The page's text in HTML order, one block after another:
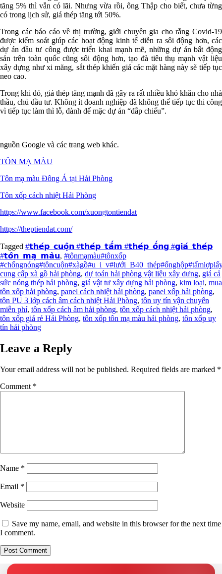
tăng 5% thì vẫn có lãi. Nhưng vừa rồi, ông Thập cho biết, chưa từng
có trong lịch sử, giá thép tăng tới 50%.
Trong các báo cáo về thị trường, giới chuyên gia cho rằng Covid-19
được kiểm soát giúp các hoạt động kinh tế diễn ra sôi động hơn, các
dự án đầu tư công được triển khai mạnh mẽ, những dự án bất động
sản trên toàn quốc cũng sôi động hơn, tạo đà tiêu thụ mạnh vật liệu
xây dựng như xi măng, sắt thép khiến giá các mặt hàng này sẽ tiếp tục
neo cao.
Trong khi đó, giá thép tăng mạnh đã gây ra rất nhiều khó khăn cho nhà
thầu, chủ đầu tư. Không ít doanh nghiệp đã không thể tiếp tục thi công
vì tiếp tục làm thì lỗ, đành để mặc dự án “đắp chiếu”.
nguồn Google và các trang web khác.
TÔN MẠ MÀU
Tôn mạ màu Đông Á tại Hải Phòng
Tôn xốp cách nhiệt Hải Phòng
https://www.facebook.com/xuongtontiendat
https://theptiendat.com/
Tagged #𝘁𝗵𝗲́𝗽_𝗰𝘂𝗼̣̂𝗻 #𝘁𝗵𝗲́𝗽_𝘁𝗮̂́𝗺 #𝘁𝗵𝗲́𝗽_𝗼̂́𝗻𝗴 #𝗴𝗶𝗮́_𝘁𝗵𝗲́𝗽
#𝘁𝗼̂𝗻_𝗺𝗮̣_𝗺𝗮̀𝘂, #tônmạmàu#tônxốp
cung cấp xà gồ hải phòng, dự toán hải phòng vật liệu xây dưng, giá cả
sức nóng thép hải phòng, giá vật tư xây dựng hải phòng, kim loại, mua
tôn xốp hải phòng, panel cách nhiệt hải phòng, panel xốp hải phòng,
tôn PU 3 lớp cách âm cách nhiệt Hải Phòng, tôn uy tín vận chuyển
miễn phí, tôn xốp cách âm hải phòng, tôn xốp cách nhiệt hải phòng,
tôn xốp giá rẻ Hải Phòng, tôn xốp tôn mạ màu hải phòng, tôn xốp uy
tín hải phòng
Leave a Reply
Your email address will not be published. Required fields are marked *
Comment *
Name *
Email *
Website
Save my name, email, and website in this browser for the next time
I comment.